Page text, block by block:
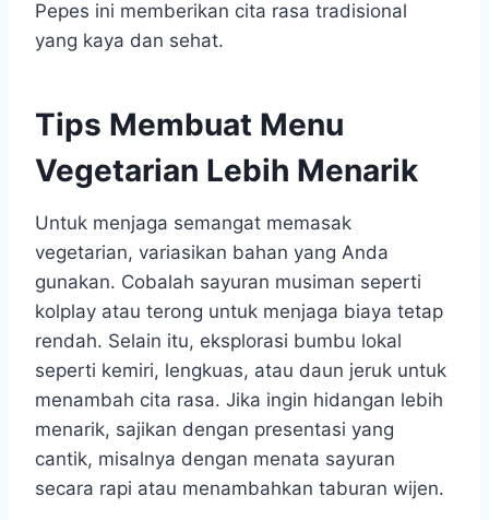
Pepes ini memberikan cita rasa tradisional
yang kaya dan sehat.
Tips Membuat Menu
Vegetarian Lebih Menarik
Untuk menjaga semangat memasak
vegetarian, variasikan bahan yang Anda
gunakan. Cobalah sayuran musiman seperti
kolplay atau terong untuk menjaga biaya tetap
rendah. Selain itu, eksplorasi bumbu lokal
seperti kemiri, lengkuas, atau daun jeruk untuk
menambah cita rasa. Jika ingin hidangan lebih
menarik, sajikan dengan presentasi yang
cantik, misalnya dengan menata sayuran
secara rapi atau menambahkan taburan wijen.